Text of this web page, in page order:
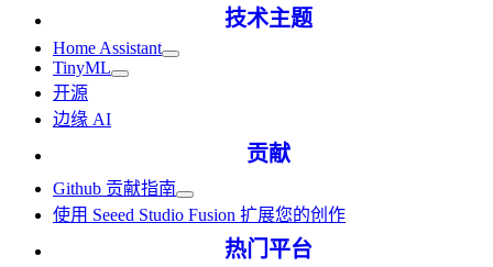
技术主题
Home Assistant
TinyML
开源
边缘 AI
贡献
Github 贡献指南
使用 Seeed Studio Fusion 扩展您的创作
热门平台